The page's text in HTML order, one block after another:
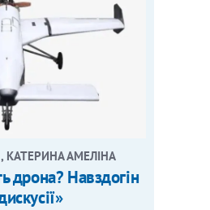
КАТЕРИНА АМЕЛІНА
дрона? Навздогін